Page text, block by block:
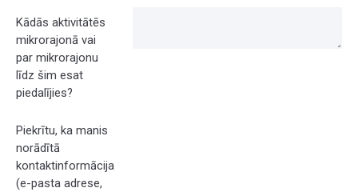
Kādās aktivitātēs
mikrorajonā vai
par mikrorajonu
līdz šim esat
piedalījies?
Piekrītu, ka manis
norādītā
kontaktinformācija
(e-pasta adrese,